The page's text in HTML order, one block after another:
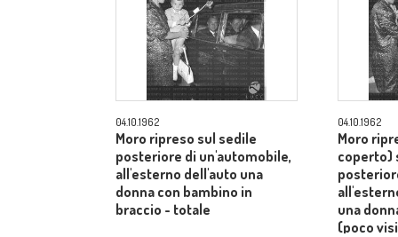
04.10.1962
Moro ripreso sul sedile
posteriore di un'automobile,
all'esterno dell'auto una
donna con bambino in
braccio - totale
04.10.1962
Moro
coperto)
una
(poco